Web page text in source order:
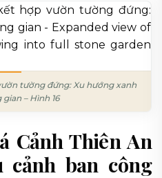
tường đứng: Xu hướng xanh
– Hình 16
Cảnh Thiên An
ban công